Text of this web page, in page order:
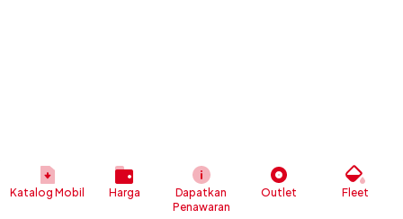
Katalog Mobil Harga
Dapatkan
Penawaran
Outlet Fleet